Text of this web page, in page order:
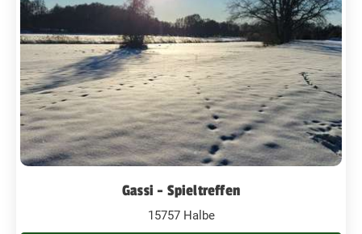
Gassi - Spieltreffen
15757 Halbe